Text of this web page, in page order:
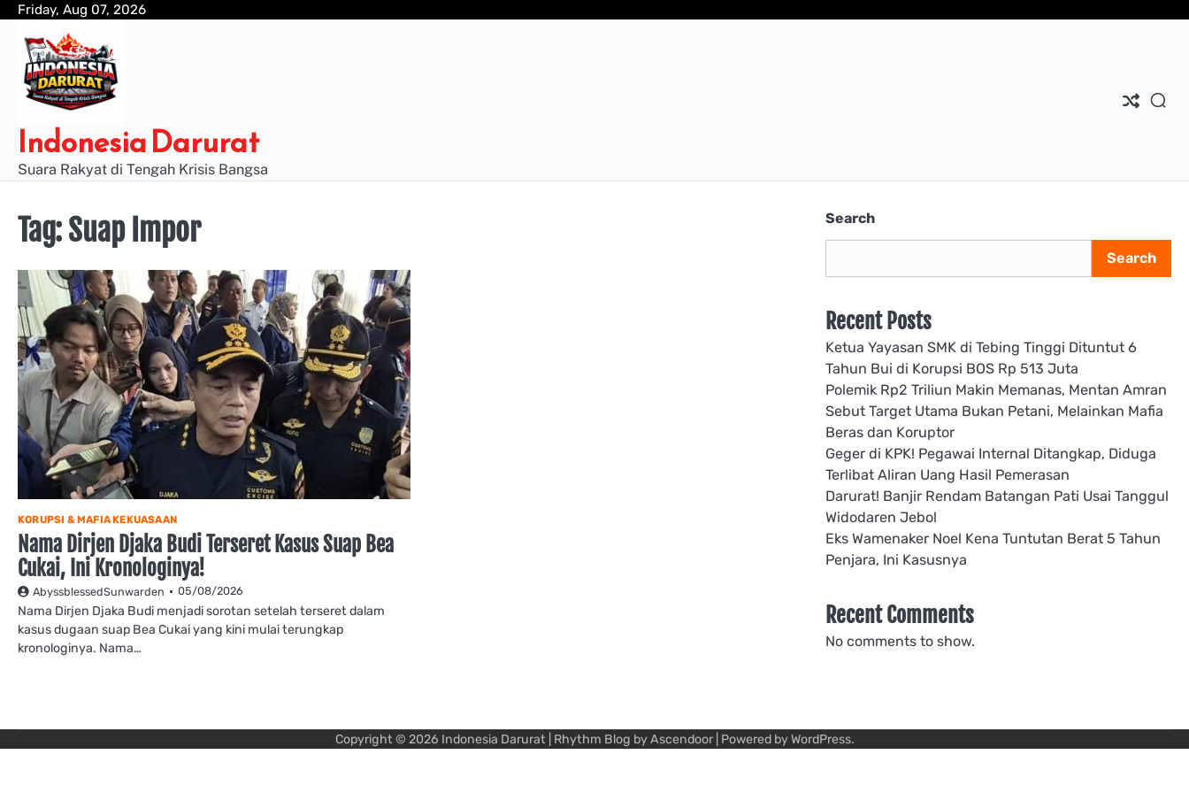
Skip
content
Friday, Aug 07, 2026
Indonesia Darurat
Suara Rakyat di Tengah Krisis Bangsa
Tag:Suap Impor
KORUPSI & MAFIA KEKUASAAN
Nama Dirjen Djaka Budi Terseret Kasus Suap Bea
Cukai, Ini Kronologinya!
AbyssblessedSunwarden 05/08/2026
Nama Dirjen Djaka Budi menjadi sorotan setelah terseret dalam
kasus dugaan suap Bea Cukai yang kini mulai terungkap
kronologinya. Nama…
Search
Search
Recent Posts
Ketua Yayasan SMK di Tebing Tinggi Dituntut 6
Tahun Bui di Korupsi BOS Rp 513 Juta
Polemik Rp2 Triliun Makin Memanas, Mentan Amran
Sebut Target Utama Bukan Petani, Melainkan Mafia
Beras dan Koruptor
Geger di KPK! Pegawai Internal Ditangkap, Diduga
Terlibat Aliran Uang Hasil Pemerasan
Darurat! Banjir Rendam Batangan Pati Usai Tanggul
Widodaren Jebol
Eks Wamenaker Noel Kena Tuntutan Berat 5 Tahun
Penjara, Ini Kasusnya
Recent Comments
No comments to show.
Copyright © 2026 Indonesia Darurat| Rhythm Blog byAscendoor| Powered byWordPress.